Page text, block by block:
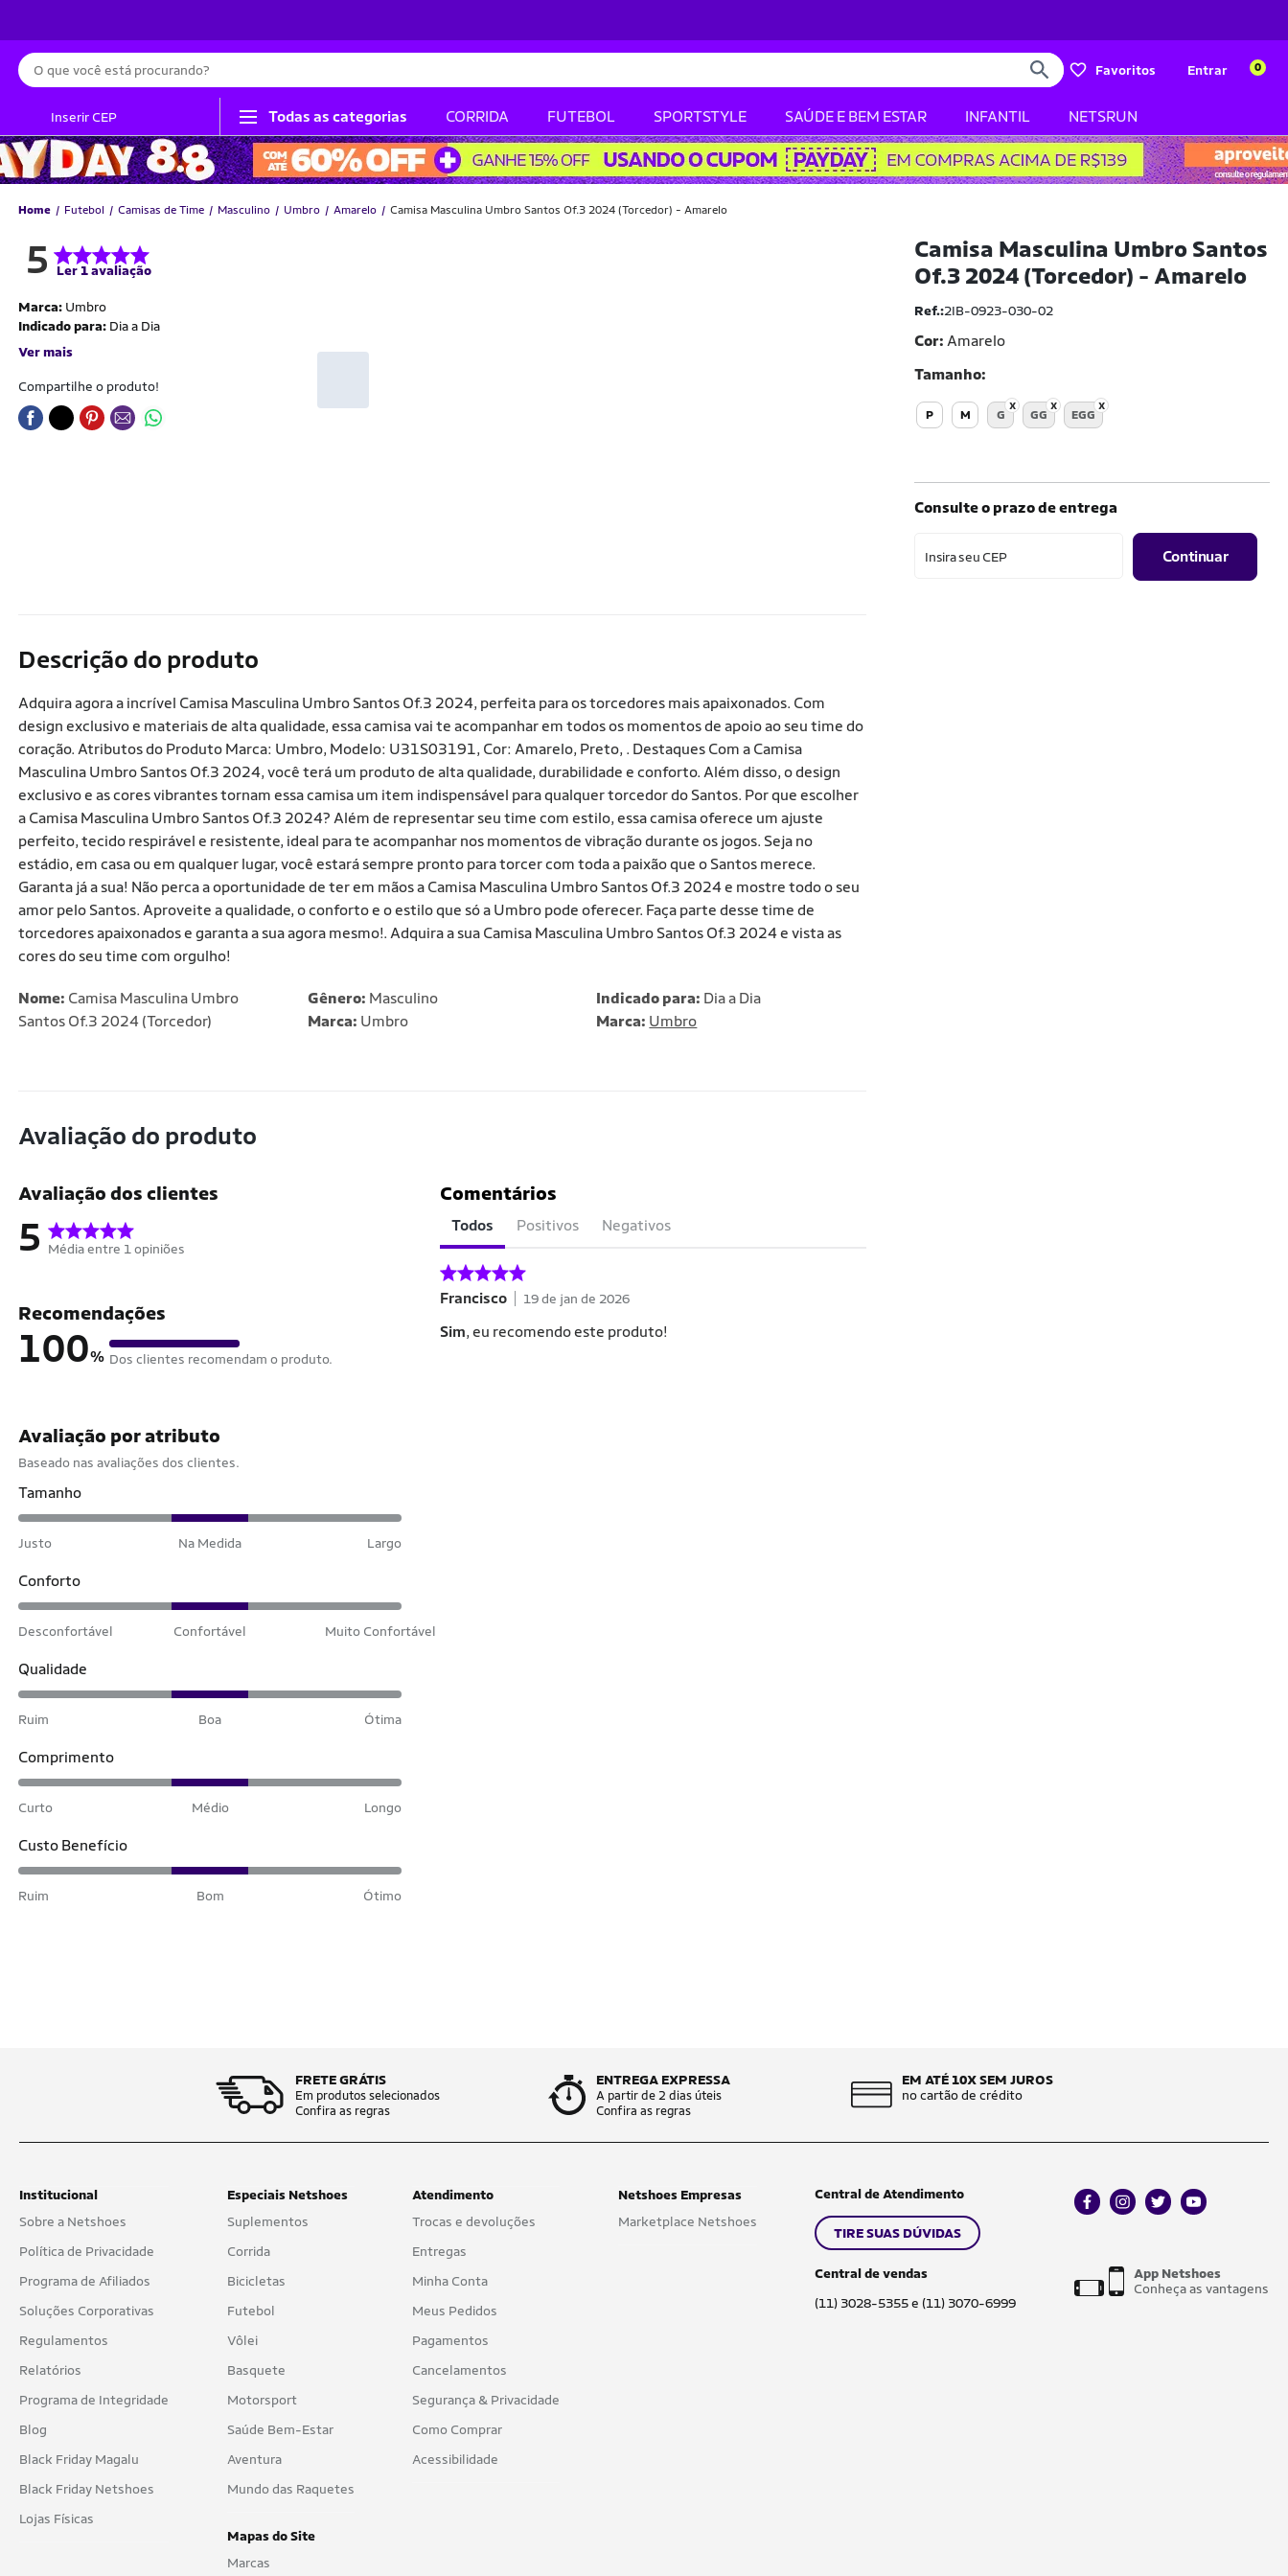
Busca
Favoritos Entrar 0
Inserir CEP Todas as categorias CORRIDA FUTEBOL SPORTSTYLE SAÚDE E BEM ESTAR INFANTIL NETSRUN
Home Futebol Camisas de Time Masculino Umbro Amarelo Camisa Masculina Umbro Santos Of.3 2024 (Torcedor) - Amarelo
5 Ler 1 avaliação
Marca: Umbro
Indicado para: Dia a Dia
Ver mais
Compartilhe o produto!
Camisa Masculina Umbro Santos
Of.3 2024 (Torcedor) - Amarelo
Ref.:2IB-0923-030-02
Cor:Amarelo
Tamanho
P M G GG EGG
Consulte o prazo de entrega
Insira seu CEP Continuar
Descrição do produto
Adquira agora a incrível Camisa Masculina Umbro Santos Of.3 2024, perfeita para os torcedores mais apaixonados. Com
design exclusivo e materiais de alta qualidade, essa camisa vai te acompanhar em todos os momentos de apoio ao seu time do
coração. Atributos do Produto Marca: Umbro, Modelo: U31S03191, Cor: Amarelo, Preto, . Destaques Com a Camisa
Masculina Umbro Santos Of.3 2024, você terá um produto de alta qualidade, durabilidade e conforto. Além disso, o design
exclusivo e as cores vibrantes tornam essa camisa um item indispensável para qualquer torcedor do Santos. Por que escolher
a Camisa Masculina Umbro Santos Of.3 2024? Além de representar seu time com estilo, essa camisa oferece um ajuste
perfeito, tecido respirável e resistente, ideal para te acompanhar nos momentos de vibração durante os jogos. Seja no
estádio, em casa ou em qualquer lugar, você estará sempre pronto para torcer com toda a paixão que o Santos merece.
Garanta já a sua! Não perca a oportunidade de ter em mãos a Camisa Masculina Umbro Santos Of.3 2024 e mostre todo o seu
amor pelo Santos. Aproveite a qualidade, o conforto e o estilo que só a Umbro pode oferecer. Faça parte desse time de
torcedores apaixonados e garanta a sua agora mesmo!. Adquira a sua Camisa Masculina Umbro Santos Of.3 2024 e vista as
cores do seu time com orgulho!
Nome: Camisa Masculina Umbro
Santos Of.3 2024 (Torcedor)
Gênero: Masculino
Marca: Umbro
Indicado para: Dia a Dia
Marca: Umbro
Avaliação do produto
Avaliação dos clientes
5 Média entre 1 opiniões
Recomendações
100% Dos clientes recomendam o produto.
Avaliação por atributo
Baseado nas avaliações dos clientes.
Tamanho
Justo Na Medida Largo
Conforto
Desconfortável Confortável Muito Confortável
Qualidade
Ruim Boa Ótima
Comprimento
Curto Médio Longo
Custo Benefício
Ruim Bom Ótimo
Comentários
Todos Positivos Negativos
Francisco 19 de jan de 2026
Sim, eu recomendo este produto!
FRETE GRÁTIS
Em produtos selecionados
Confira as regras
ENTREGA EXPRESSA
A partir de 2 dias úteis
Confira as regras
EM ATÉ 10X SEM JUROS
no cartão de crédito
Institucional
Sobre a Netshoes
Política de Privacidade
Programa de Afiliados
Soluções Corporativas
Regulamentos
Relatórios
Programa de Integridade
Blog
Black Friday Magalu
Black Friday Netshoes
Lojas Físicas
Especiais Netshoes
Suplementos
Corrida
Bicicletas
Futebol
Vôlei
Basquete
Motorsport
Saúde Bem-Estar
Aventura
Mundo das Raquetes
Mapas do Site
Marcas
Atendimento
Trocas e devoluções
Entregas
Minha Conta
Meus Pedidos
Pagamentos
Cancelamentos
Segurança & Privacidade
Como Comprar
Acessibilidade
Netshoes Empresas
Marketplace Netshoes
Central de Atendimento
TIRE SUAS DÚVIDAS
Central de vendas
(11) 3028-5355 e (11) 3070-6999
facebookinstagram
twitteryoutube
App Netshoes
Conheça as vantagens